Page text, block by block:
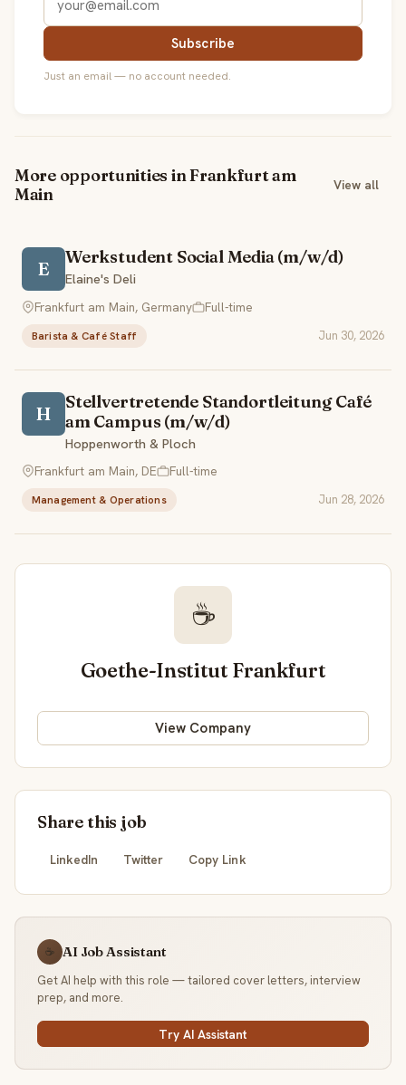
Subscribe
Just an email — no account needed.
More opportunities in Frankfurt am
Main
View all
E
Werkstudent Social Media (m/w/d)
Elaine's Deli
Frankfurt am Main, Germany
Full-time
Barista & Café Staff Jun 30, 2026
H
Stellvertretende Standortleitung Café
am Campus (m/w/d)
Hoppenworth & Ploch
Frankfurt am Main, DE
Full-time
Management & Operations Jun 28, 2026
☕
Goethe-Institut Frankfurt
View Company
Share this job
LinkedIn Twitter Copy Link
☕ AI Job Assistant
Get AI help with this role — tailored cover letters, interview
prep, and more.
Try AI Assistant